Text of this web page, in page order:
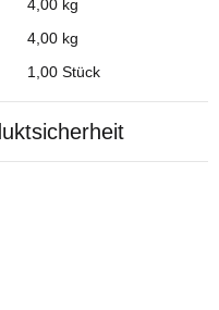
4,00 kg
4,00 kg
1,00 Stück